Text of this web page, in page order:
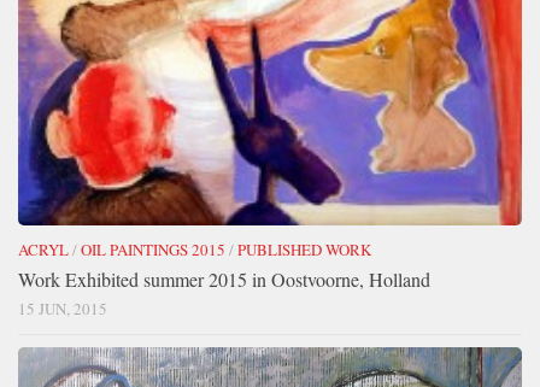
ACRYL/OIL PAINTINGS 2015 /PUBLISHED WORK
Work Exhibited summer 2015 in Oostvoorne, Holland
15 JUN, 2015